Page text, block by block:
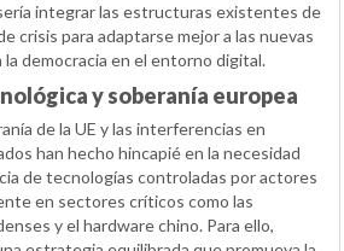
integrar las estructuras existentes de
crisis para adaptarse mejor a las nuevas
democracia en el entorno digital.
y soberanía europea
de la UE y las interferencias en
han hecho hincapié en la necesidad
de tecnologías controladas por actores
en sectores críticos como las
y el hardware chino. Para ello,